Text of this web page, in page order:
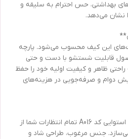
بهداشتی، حس احترام به سلیقه و
نشان می‌دهد.
این کیف محسوب می‌شود. پارچه
قابلیت شستشو با دست و حتی
راحتی ظاهر و کیفیت اولیه خود را حفظ
دوام و صرفه‌جویی در هزینه‌های
کیف نوار بهداشتی طرح پرنده استوایی کد A016 تمام انتظارات شما از
جنس مرغوب، طراحی شاد و